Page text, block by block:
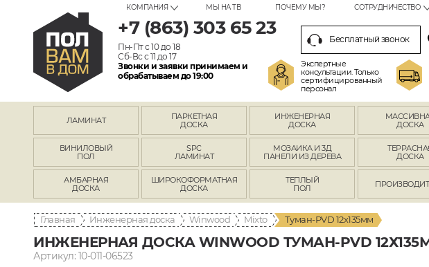
КОМПАНИЯ МЫ НА ТВ ПОЧЕМУ МЫ? СОТРУДНИЧЕСТВО
+7 (863) 303 65 23
Пн-Пт с 10 до 18
Сб-Вс с 11 до 17
Звонки и заявки принимаем и
обрабатываем до 19:00
Бесплатный звонок
Экспертные
консультации. Только
сертифицированный
персонал
ЛАМИНАТ
ПАРКЕТНАЯ
ДОСКА
ИНЖЕНЕРНАЯ
ДОСКА
ДОСКА
ВИНИЛОВЫЙ
ПОЛ
SPC
ЛАМИНАТ
МОЗАИКА И 3Д
ПАНЕЛИ ИЗ ДЕРЕВА
ДОСКА
АМБАРНАЯ
ДОСКА
ШИРОКОФОРМАТНАЯ
ДОСКА
ТЕПЛЫЙ
ПОЛ
Главная Инженерная доска Winwood Mixto Туман-PVD 12х135мм
ИНЖЕНЕРНАЯ ДОСКА WINWOOD ТУМАН-PVD
Артикул: 10-011-06523